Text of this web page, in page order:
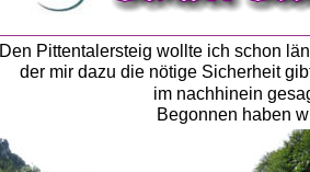
Den Pittentalersteig wollte ich schon
der mir dazu die nötige Sicherheit
im nachhinein
Begonnen haben